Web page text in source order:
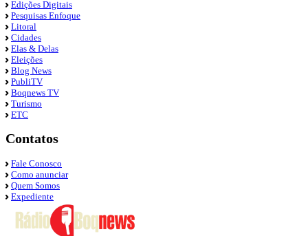
Edições Digitais
Pesquisas Enfoque
Litoral
Cidades
Elas & Delas
Eleições
Blog News
PubliTV
Boqnews TV
Turismo
ETC
Contatos
Fale Conosco
Como anunciar
Quem Somos
Expediente